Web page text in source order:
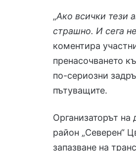
„Ако всички тези
страшно. И сега
коментира
пренасочването
по-сериозни
пътуващите.
Организаторът на
район „Северен“
запазване на